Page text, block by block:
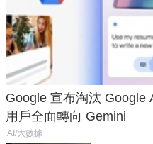
Google 宣布淘汰 Google
用戶全面轉向 Gemini
AI/大數據